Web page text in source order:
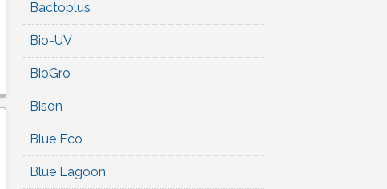
Bactoplus
Bio-UV
BioGro
Bison
Blue Eco
Blue Lagoon